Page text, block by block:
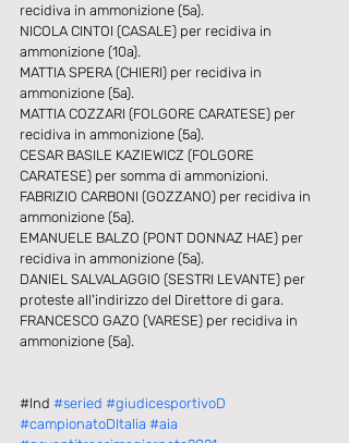
recidiva in ammonizione (5a).
NICOLA CINTOI (CASALE) per recidiva in
ammonizione (10a).
MATTIA SPERA (CHIERI) per recidiva in
ammonizione (5a).
MATTIA COZZARI (FOLGORE CARATESE) per
recidiva in ammonizione (5a).
CESAR BASILE KAZIEWICZ (FOLGORE
CARATESE) per somma di ammonizioni.
FABRIZIO CARBONI (GOZZANO) per recidiva in
ammonizione (5a).
EMANUELE BALZO (PONT DONNAZ HAE) per
recidiva in ammonizione (5a).
DANIEL SALVALAGGIO (SESTRI LEVANTE) per
proteste all'indirizzo del Direttore di gara.
FRANCESCO GAZO (VARESE) per recidiva in
ammonizione (5a).
​#lnd #seried #giudicesportivoD
#campionatoDItalia #aia